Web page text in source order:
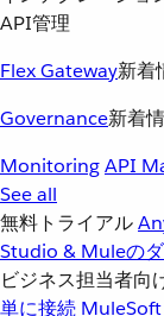
API管理
Flex Gateway新着
Governance新着
MonitoringAPI
See all
無料トライアル
Studio & Muleの
ビジネス担当者向
単に接続 MuleSoft